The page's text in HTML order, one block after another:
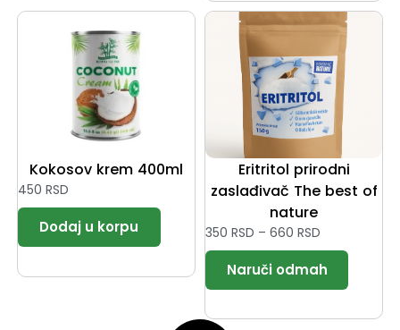
Kokosov krem 400ml
450 RSD
Eritritol prirodni
zaslađivač The best of
nature
350 RSD – 660 RSD